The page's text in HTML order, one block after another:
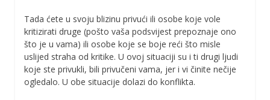
Tada ćete u svoju blizinu privući ili osobe koje vole
kritizirati druge (pošto vaša podsvijest prepoznaje ono
što je u vama) ili osobe koje se boje reći što misle
uslijed straha od kritike. U ovoj situaciji su i ti drugi ljudi
koje ste privukli, bili privučeni vama, jer i vi činite nečije
ogledalo. U obe situacije dolazi do konflikta.